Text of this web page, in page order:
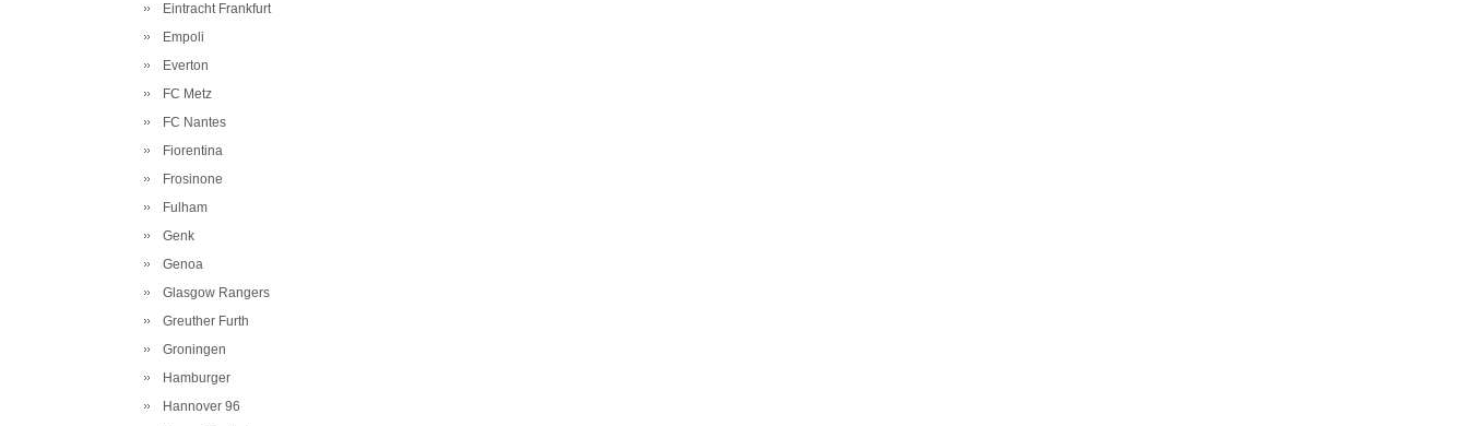
Eintracht Frankfurt
Empoli
Everton
FC Metz
FC Nantes
Fiorentina
Frosinone
Fulham
Genk
Genoa
Glasgow Rangers
Greuther Furth
Groningen
Hamburger
Hannover 96